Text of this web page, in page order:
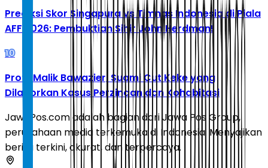
Prediksi Skor Singapura vs Timnas Indonesia di Piala
AFF 2026: Pembuktian Sihir John Herdman!
10
Profil Malik Bawazier, Suami Cut Keke yang
Dilaporkan Kasus Perzinaan dan Kohabitasi
JawaPos.com adalah bagian dari Jawa Pos Group,
perusahaan media terkemuka di Indonesia. Menyajikan
berita terkini, akurat, dan terpercaya.